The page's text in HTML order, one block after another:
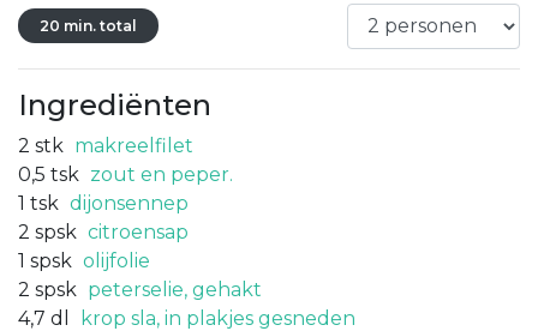
20 min. total
Ingrediënten
2 stk makreelfilet
0,5 tsk zout en peper.
1 tsk dijonsennep
2 spsk citroensap
1 spsk olijfolie
2 spsk peterselie, gehakt
4,7 dl krop sla, in plakjes gesneden